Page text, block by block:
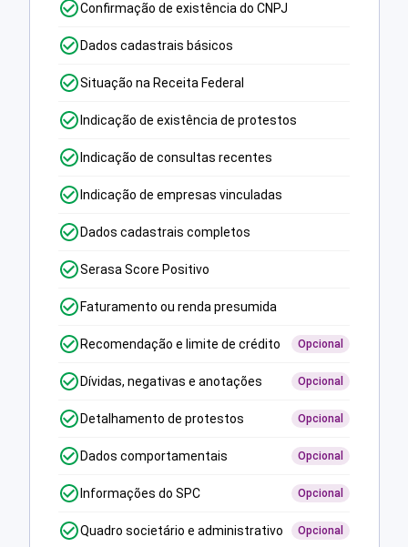
Confirmação de existência do CNPJ
Dados cadastrais básicos
Situação na Receita Federal
Indicação de existência de protestos
Indicação de consultas recentes
Indicação de empresas vinculadas
Dados cadastrais completos
Serasa Score Positivo
Faturamento ou renda presumida
Recomendação e limite de crédito Opcional
Dívidas, negativas e anotações Opcional
Detalhamento de protestos Opcional
Dados comportamentais Opcional
Informações do SPC Opcional
Quadro societário e administrativo Opcional